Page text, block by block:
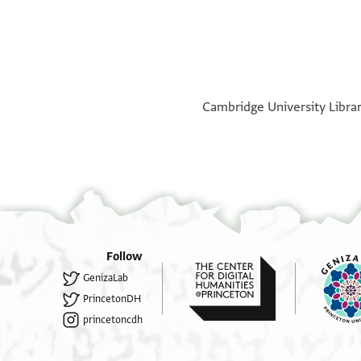
Cambridge University
Follow
GenizaLab
PrincetonDH
princetoncdh